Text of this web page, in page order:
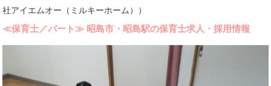
社アイエムオー（ミルキーホーム））
≪保育士／パート≫ 昭島市・昭島駅の保育士求人・採用情報